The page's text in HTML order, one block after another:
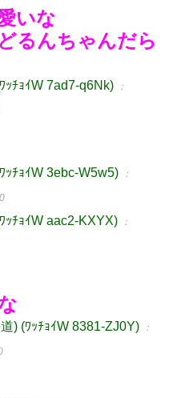
いな
るんちゃんだら
ｯﾁｮｲW 7ad7-q6Nk) ：
ﾁｮｲW 3ebc-W5w5) ：
ｯﾁｮｲW aac2-KXYX) ：
) (ﾜｯﾁｮｲW 8381-ZJ0Y) ：